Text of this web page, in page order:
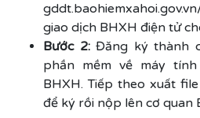
giao dịch BHXH điện tử
Bước 2:Đăng ký thành
phần mềm về máy
BHXH. Tiếp theo xuất
để ký rồi nộp lên cơ quan